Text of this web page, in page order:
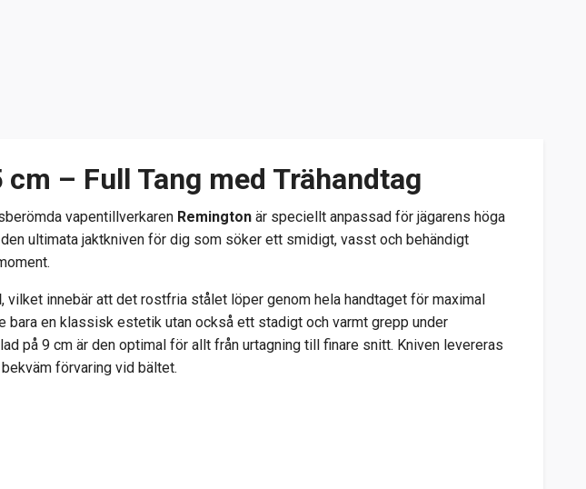
– Full Tang med Trähandtag
vapentillverkaren Remington är speciellt anpassad för jägarens höga
ultimata jaktkniven för dig som söker ett smidigt, vasst och behändigt
, vilket innebär att det rostfria stålet löper genom hela handtaget för maximal
bara en klassisk estetik utan också ett stadigt och varmt grepp under
på 9 cm är den optimal för allt från urtagning till finare snitt. Kniven levereras
förvaring vid bältet.